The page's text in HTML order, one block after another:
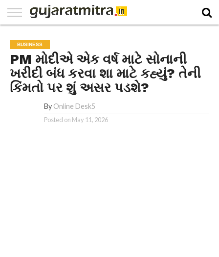
PAPER
NATIONAL
WORLD
BUSINESS
SPORTS
GUJARAT
OPINION
MORE
BUSINESS
PM મોદીએ એક વર્ષ માટે સોનાની
ખરીદી બંધ કરવા શા માટે કહ્યું? તેની
કિંમતો પર શું અસર પડશે?
By Online Desk5
Posted on May 11, 2026